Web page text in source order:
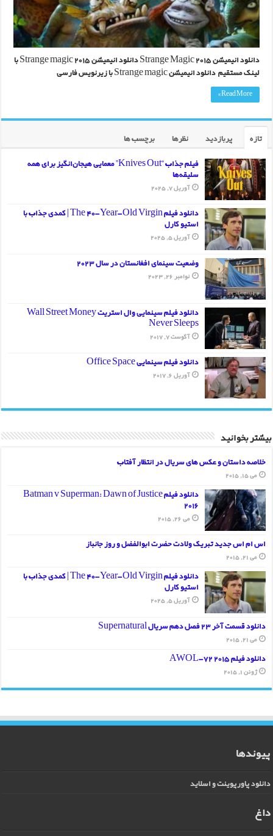
دانلود انیمیشن Strange Magic 2015 دانلود انیمیشن Strange magic 2015 با
لینک مستقیم دانلود انیمیشن Strange magic با زیرنویس فارسی
Read More »
تازه پربازدید نظرها
برچسب ها
فیلم جذاب “Knives Out” معمایی هیجان‌انگیز برای همه
سلیقه‌ها
آوریل 7, 2025
دانلود فیلم The 40-Year-Old Virgin | کمدی جذاب با
استیو کارل
آوریل 5, 2025
وضعیت سینمای افغانستان در سال 2023
نوامبر 26, 2023
دانلود فیلم سینمایی وال استریت Wall Street Money
Never Sleeps
آگوست 7, 2017
دانلود فیلم سینمایی Office Space
آوریل 6, 2017
بیشتر بخوانید
خلاصه داستان و عکس های سریال در انتظار آفتاب
می 15, 2015
دانلود فیلم Batman v Superman: Dawn of Justice
2016
می 26, 2015
اس ام اس جدید تبریک ولادت حضرت ابوالفضل و روز جانباز
می 21, 2015
دانلود فیلم The 40-Year-Old Virgin | کمدی جذاب با
استیو کارل
آوریل 5, 2025
دانلود قسمت آخر 23 فصل دهم سریال Supernatural
می 21, 2015
دانلود فیلم AWOL-72 2015
ژوئن 1, 2015
پیوندها
دانلود پاورپوینت و اسلاید
داغ